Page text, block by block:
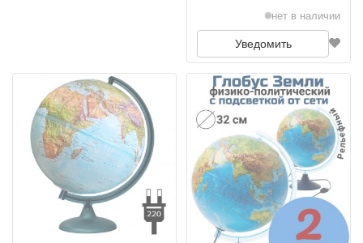
нет в наличии
Уведомить